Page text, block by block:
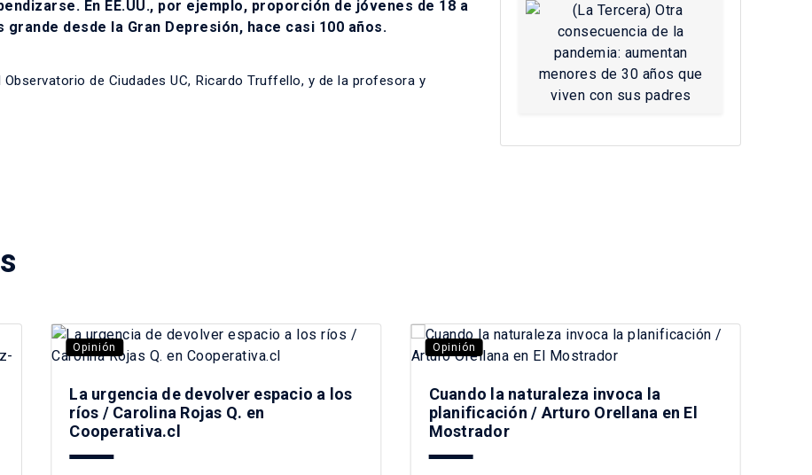
En EE.UU., por ejemplo, proporción de jóvenes de 18 a
desde la Gran Depresión, hace casi 100 años.
de Ciudades UC, Ricardo Truffello, y de la profesora y
Opinión
La urgencia de devolver espacio a los
ríos / Carolina Rojas Q. en
Cooperativa.cl
Opinión
Cuando la naturaleza invoca la
planificación / Arturo Orellana en El
Mostrador